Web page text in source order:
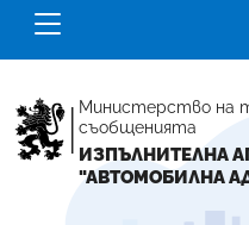
Министерство на
съобщенията
ИЗПЪЛНИТЕЛНА
"АВТОМОБИЛНА